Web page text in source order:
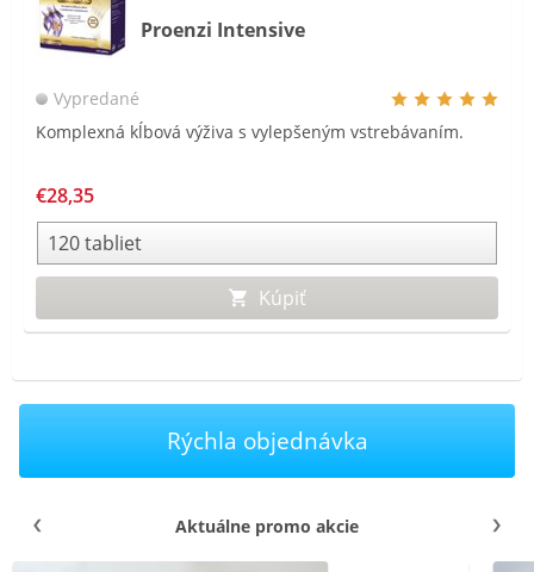
Proenzi Intensive
Vypredané
Komplexná kĺbová výživa s vylepšeným vstrebávaním.
€28,35
Kúpiť
Rýchla objednávka
Aktuálne promo akcie